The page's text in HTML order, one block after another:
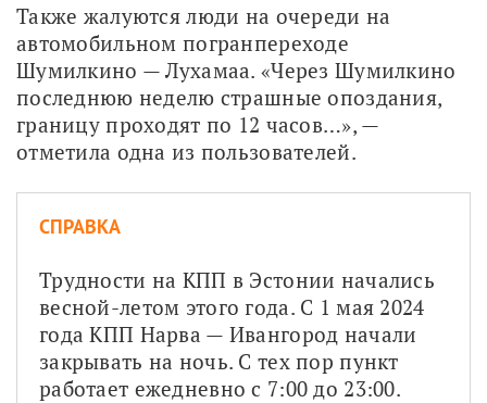
Также жалуются люди на очереди на
автомобильном погранпереходе
Шумилкино — Лухамаа. «Через Шумилкино
последнюю неделю страшные опоздания,
границу проходят по 12 часов…», —
отметила одна из пользователей.
СПРАВКА
Трудности на КПП в Эстонии начались
весной-летом этого года. С 1 мая 2024
года КПП Нарва — Ивангород начали
закрывать на ночь. С тех пор пункт
работает ежедневно с 7:00 до 23:00.